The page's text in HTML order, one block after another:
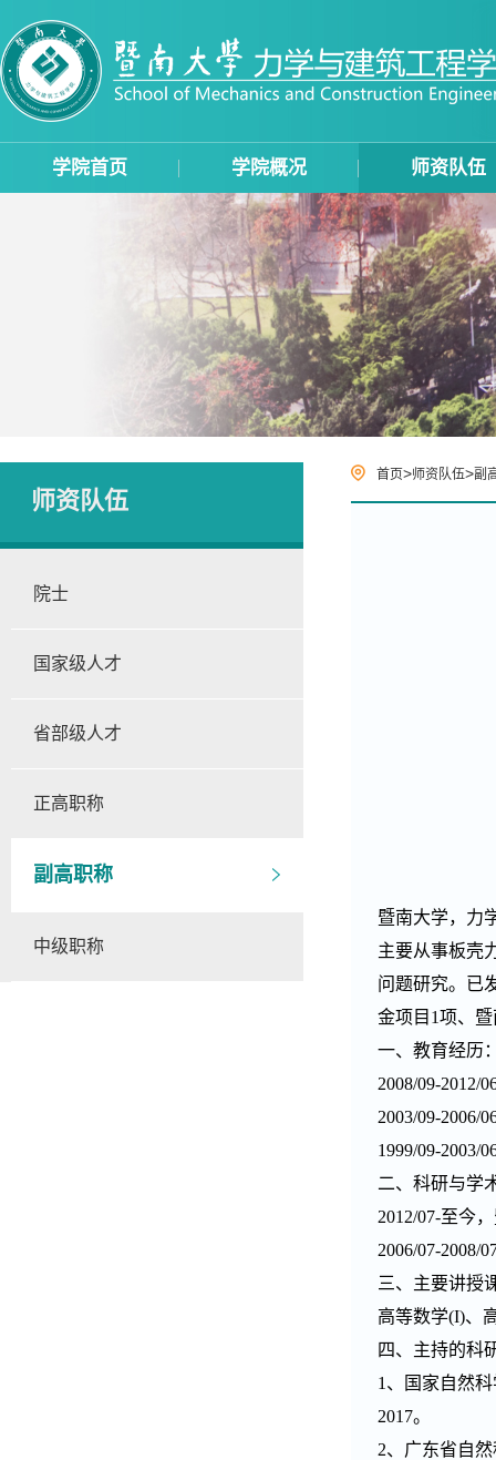
学院首页 学院概况 师资队伍
师资队伍
院士
国家级人才
省部级人才
正高职称
副高职称
中级职称
首页>师资队伍>副
暨南大学，力
主要从事板壳
问题研究。已
金项目1项、
一、教育经历
2008/09-2012/
2003/09-2006/
1999/09-2003/
二、科研与学
2012/07-至今
2006/07-2008/
三、主要讲授
高等数学(I)、
四、主持的科
1、国家自然
2017。
2、广东省自